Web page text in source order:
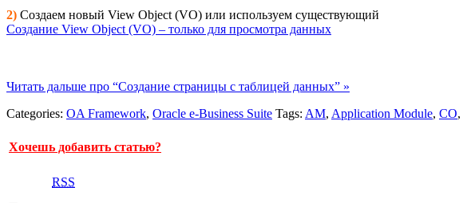
2) Создаем новый View Object (VO) или используем существующий
Создание View Object (VO) – только для просмотра данных
Читать дальше про “Создание страницы с таблицей данных” »
Categories: OA Framework, Oracle e-Business Suite Tags: AM, Application Module, CO,
Хочешь добавить статью?
RSS